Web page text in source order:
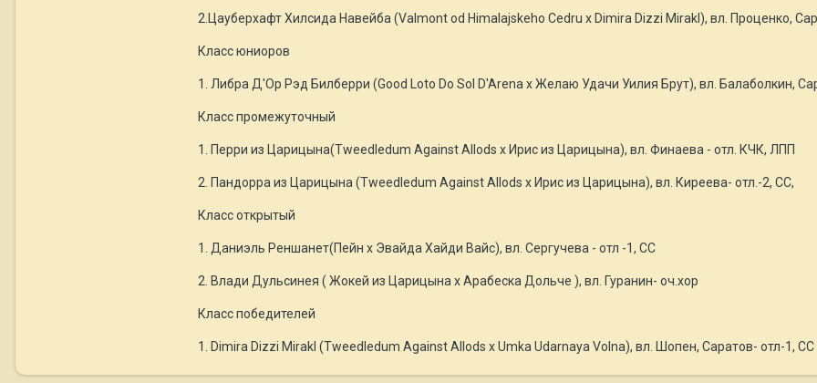
2.Цауберхафт Хилсида Навейба (Valmont od Himalajskeho Cedru x Dimira Dizzi Mirakl), вл. Проценко,
Класс юниоров
1. Либра Д'Ор Рэд Билберри (Good Loto Do Sol D'Arena x Желаю Удачи Уилия Брут), вл. Балаболкин,
Класс промежуточный
1. Перри из Царицына(Tweedledum Against Allods x Ирис из Царицына), вл. Финаева - отл. КЧК, ЛПП
2. Пандорра из Царицына (Tweedledum Against Allods x Ирис из Царицына), вл. Киреева- отл.-2, СС,
Класс открытый
1. Даниэль Реншанет(Пейн х Эвайда Хайди Вайс), вл. Сергучева - отл -1, СС
2. Влади Дульсинея ( Жокей из Царицына х Арабеска Дольче ), вл. Гуранин- оч.хор
Класс победителей
1. Dimira Dizzi Mirakl (Tweedledum Against Allods x Umka Udarnaya Volna), вл. Шопен, Саратов- отл-1, СС